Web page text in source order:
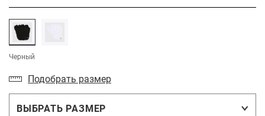
Черный
Подобрать размер
ВЫБРАТЬ РАЗМЕР